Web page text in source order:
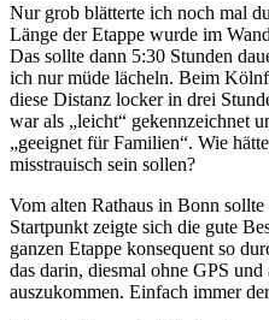
Nur grob blätterte ich noch mal
Länge der Etappe wurde im
Das sollte dann 5:30 Stunden
ich nur müde lächeln. Beim
diese Distanz locker in drei
war als „leicht“ gekennzeichnet
„geeignet für Familien“. Wie
misstrauisch sein sollen?
Vom alten Rathaus in Bonn sollte
Startpunkt zeigte sich die gute
ganzen Etappe konsequent so
das darin, diesmal ohne GPS
auszukommen. Einfach immer